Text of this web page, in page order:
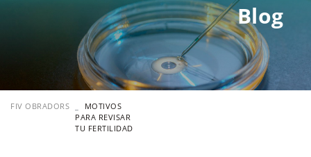
Blog
FIV OBRADORS
MOTIVOS
PARA REVISAR
TU FERTILIDAD